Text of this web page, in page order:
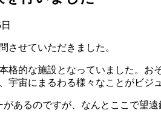
させていただきました。
格的な施設となっていました。
宇宙にまるわる様々なことがビ
あるのですが、なんとここで望